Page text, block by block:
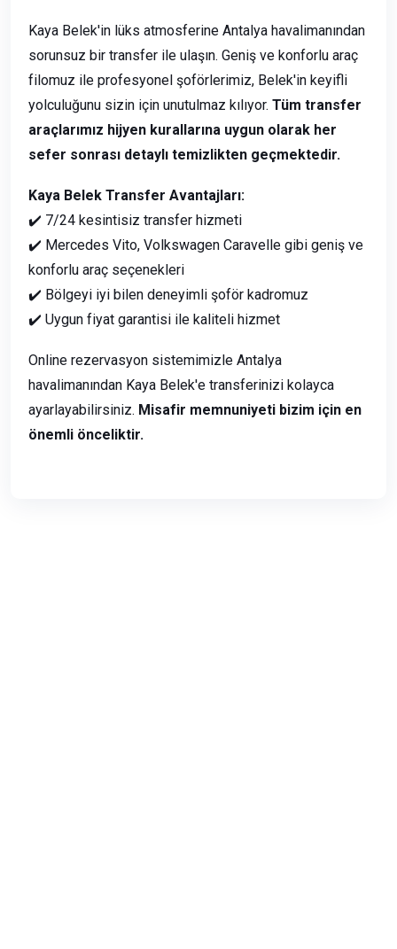
Kaya Belek'in lüks atmosferine Antalya havalimanından
sorunsuz bir transfer ile ulaşın. Geniş ve konforlu araç
filomuz ile profesyonel şoförlerimiz, Belek'in keyifli
yolculuğunu sizin için unutulmaz kılıyor. Tüm transfer
araçlarımız hijyen kurallarına uygun olarak her
sefer sonrası detaylı temizlikten geçmektedir.
Kaya Belek Transfer Avantajları:
✔️ 7/24 kesintisiz transfer hizmeti
✔️ Mercedes Vito, Volkswagen Caravelle gibi geniş ve
konforlu araç seçenekleri
✔️ Bölgeyi iyi bilen deneyimli şoför kadromuz
✔️ Uygun fiyat garantisi ile kaliteli hizmet
Online rezervasyon sistemimizle Antalya
havalimanından Kaya Belek'e transferinizi kolayca
ayarlayabilirsiniz. Misafir memnuniyeti bizim için en
önemli önceliktir.